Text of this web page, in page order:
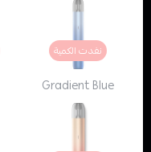
نفدت الكمية
Gradient Blue